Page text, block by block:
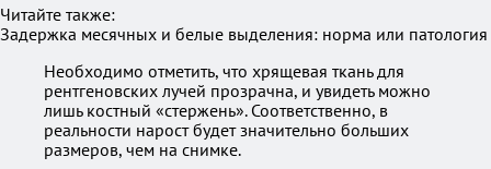
Читайте также:
Задержка месячных и белые выделения: норма или патология
Необходимо отметить, что хрящевая ткань для
рентгеновских лучей прозрачна, и увидеть можно
лишь костный «стержень». Соответственно, в
реальности нарост будет значительно больших
размеров, чем на снимке.